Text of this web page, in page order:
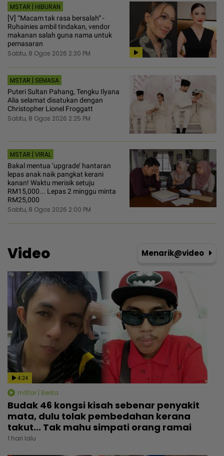
MSTAR | HIBURAN
[V] “Macam tak rasa bersalah“ -
Ruhainies ambil tindakan, vendor
makanan salah guna nama untuk
pemasaran
Sabtu, 8 Ogos 2026 2:30 PM
MSTAR | SEMASA
Puteri Sultan Pahang, Tengku Ilyana
Alia selamat disatukan dengan
Christopher Lionel Froggatt
Sabtu, 8 Ogos 2026 2:25 PM
MSTAR | VIRAL
Bakal mentua ‘upgrade’ hantaran
lepas anak naik pangkat kerani
kanan! Waktu merisik setuju
RM15,000... Lepas 2 minggu minta
RM25,000
Sabtu, 8 Ogos 2026 2:00 PM
Video Menarik@video
4:24
mStar | Berita
Budak 46 kongsi kisah sebenar penyakit
mata, dulu tolak pembedahan kerana
takut... Tak mahu simpati orang ramai
1 hari lalu